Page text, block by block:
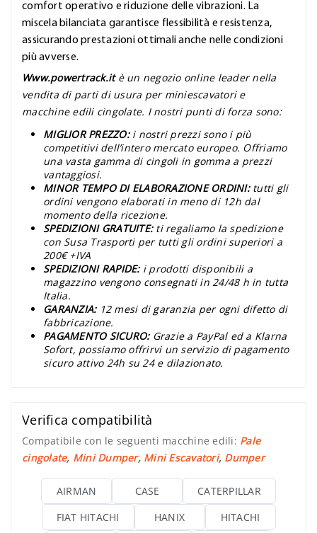
comfort operativo e riduzione delle vibrazioni. La
miscela bilanciata garantisce flessibilità e resistenza,
assicurando prestazioni ottimali anche nelle condizioni
più avverse.
Www.powertrack.it è un negozio online leader nella
vendita di parti di usura per miniescavatori e
macchine edili cingolate. I nostri punti di forza sono:
MIGLIOR PREZZO: i nostri prezzi sono i più
competitivi dell’intero mercato europeo. Offriamo
una vasta gamma di cingoli in gomma a prezzi
vantaggiosi.
MINOR TEMPO DI ELABORAZIONE ORDINI: tutti gli
ordini vengono elaborati in meno di 12h dal
momento della ricezione.
SPEDIZIONI GRATUITE: ti regaliamo la spedizione
con Susa Trasporti per tutti gli ordini superiori a
200€ +IVA
SPEDIZIONI RAPIDE: i prodotti disponibili a
magazzino vengono consegnati in 24/48 h in tutta
Italia.
GARANZIA: 12 mesi di garanzia per ogni difetto di
fabbricazione.
PAGAMENTO SICURO: Grazie a PayPal ed a Klarna
Sofort, possiamo offrirvi un servizio di pagamento
sicuro attivo 24h su 24 e dilazionato.
Verifica compatibilità
Compatibile con le seguenti macchine edili: Pale
cingolate, Mini Dumper, Mini Escavatori, Dumper
AIRMAN CASE
CATERPILLAR
FIAT HITACHI
HANIX
HITACHI